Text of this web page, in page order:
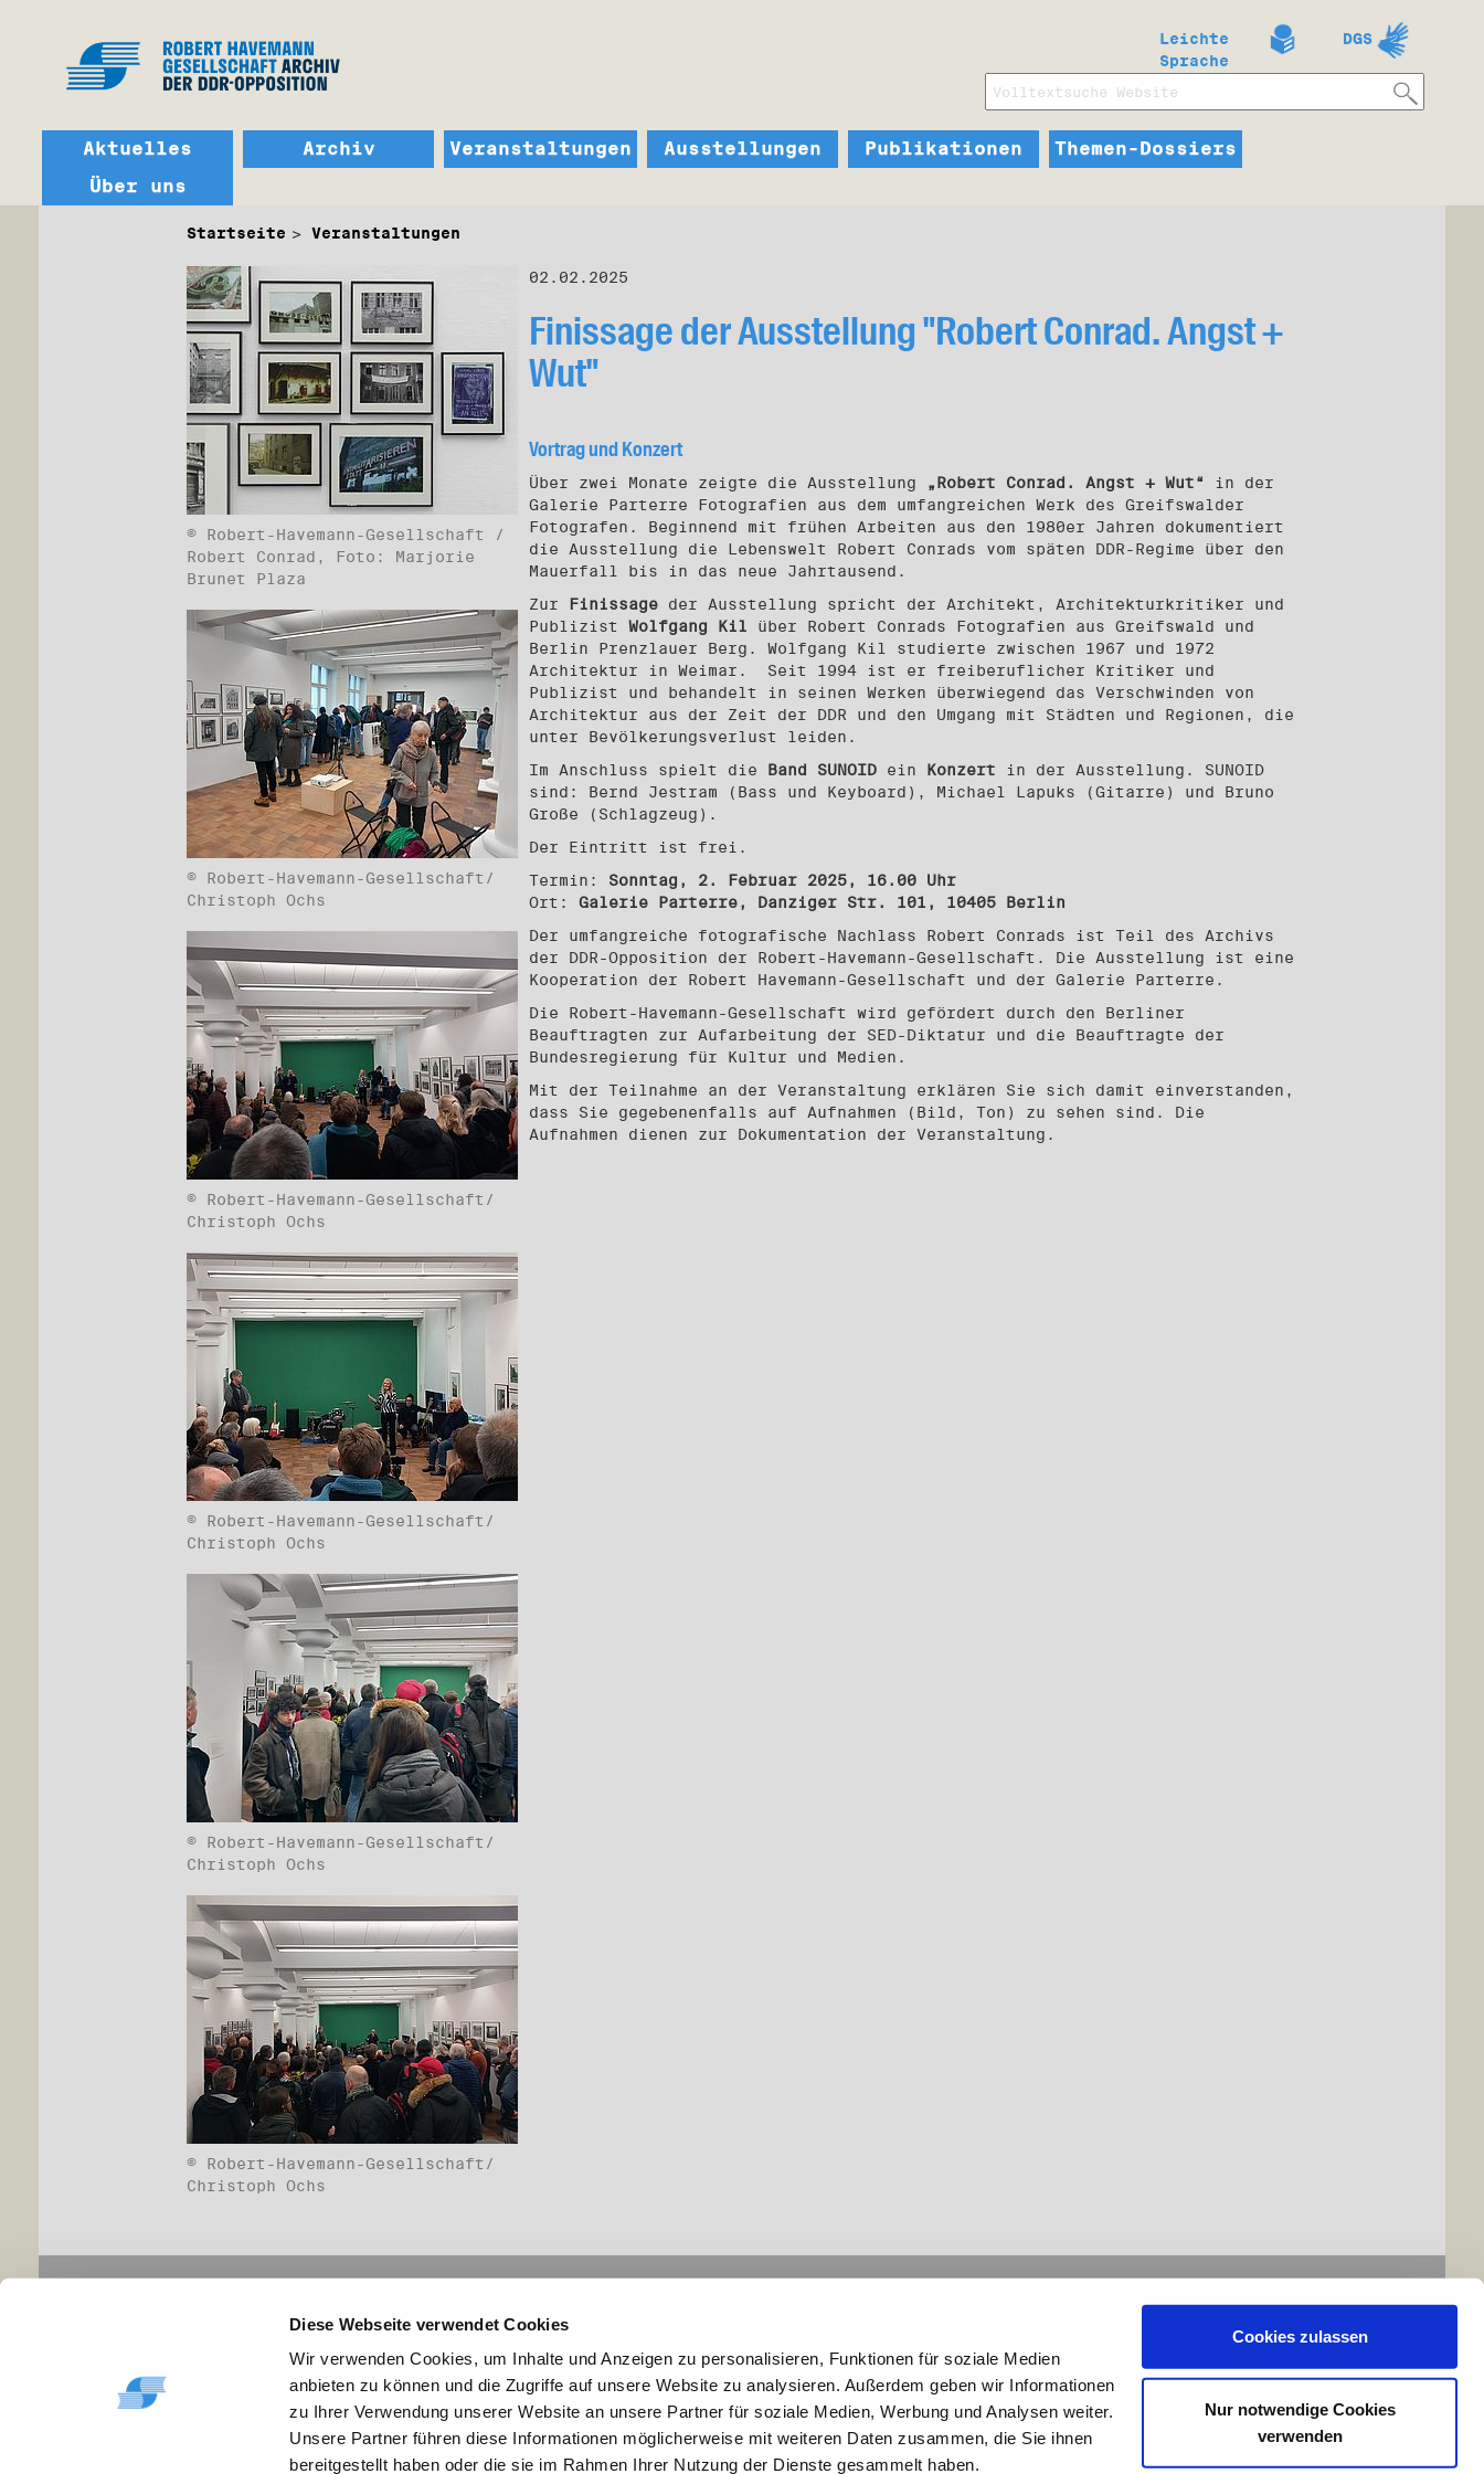
Diese Webseite verwendet Cookies
Wir verwenden Cookies, um Inhalte und Anzeigen zu personalisieren, Funktionen für soziale Medien
anbieten zu können und die Zugriffe auf unsere Website zu analysieren. Außerdem geben wir Informationen
zu Ihrer Verwendung unserer Website an unsere Partner für soziale Medien, Werbung und Analysen weiter.
Unsere Partner führen diese Informationen möglicherweise mit weiteren Daten zusammen, die Sie ihnen
bereitgestellt haben oder die sie im Rahmen Ihrer Nutzung der Dienste gesammelt haben.
Cookies zulassen
Nur notwendige Cookies
verwenden
Leichte
Sprache
DGS
Aktuelles Archiv Veranstaltungen Ausstellungen Publikationen
Themen-Dossiers
Über uns
Startseite Veranstaltungen
© Robert-Havemann-Gesellschaft /
Robert Conrad, Foto: Marjorie
Brunet Plaza
© Robert-Havemann-Gesellschaft/
Christoph Ochs
© Robert-Havemann-Gesellschaft/
Christoph Ochs
© Robert-Havemann-Gesellschaft/
Christoph Ochs
© Robert-Havemann-Gesellschaft/
Christoph Ochs
© Robert-Havemann-Gesellschaft/
Christoph Ochs
02.02.2025
Finissage der Ausstellung "Robert Conrad. Angst +
Wut"
Vortrag und Konzert
Über zwei Monate zeigte die Ausstellung „Robert Conrad. Angst + Wut“
in der
Galerie Parterre Fotografien aus dem umfangreichen Werk des Greifswalder
Fotografen. Beginnend mit frühen Arbeiten aus den 1980er Jahren dokumentiert
die Ausstellung die Lebenswelt Robert Conrads vom späten DDR-Regime über den
Mauerfall bis in das neue Jahrtausend.
Zur
Finissageder Ausstellung spricht der Architekt, Architekturkritiker und
Publizist Wolfgang Kil über Robert Conrads Fotografien aus Greifswald und
Berlin Prenzlauer Berg. Wolfgang Kil studierte zwischen 1967 und 1972
Architektur in Weimar. Seit 1994 ist er freiberuflicher Kritiker und
Publizist und behandelt in seinen Werken überwiegend das Verschwinden von
Architektur aus der Zeit der DDR und den Umgang mit Städten und Regionen, die
unter Bevölkerungsverlust leiden.
Im Anschluss spielt die Band SUNOIDein Konzert in der Ausstellung. SUNOID
sind: Bernd Jestram (Bass und Keyboard), Michael Lapuks (Gitarre) und Bruno
Große (Schlagzeug).
Der Eintritt ist frei.
Termin:
Sonntag, 2. Februar 2025, 16.00 Uhr
Ort:
Galerie Parterre, Danziger Str. 101, 10405 Berlin
Der umfangreiche fotografische Nachlass Robert Conrads ist Teil des Archivs
der DDR-Opposition der Robert-Havemann-Gesellschaft. Die Ausstellung ist eine
Kooperation der Robert Havemann-Gesellschaft und der Galerie Parterre.
Die Robert-Havemann-Gesellschaft wird gefördert durch den Berliner
Beauftragten zur Aufarbeitung der SED-Diktatur und die Beauftragte der
Bundesregierung für Kultur und Medien.
Mit der Teilnahme an der Veranstaltung erklären Sie sich damit einverstanden,
dass Sie gegebenenfalls auf Aufnahmen (Bild, Ton) zu sehen sind. Die
Aufnahmen dienen zur Dokumentation der Veranstaltung.
Veranstaltungen
Ausstellungen
Impressum
Disclaimer
Datenschutz
Sitemap
Leichte Sprache
DGS